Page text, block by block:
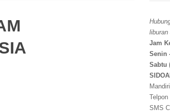
liburan
Jam
Senin
Sabtu
SMS